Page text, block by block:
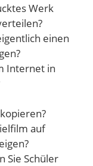
Werk
einen
Internet in
auf
Sie Schüler